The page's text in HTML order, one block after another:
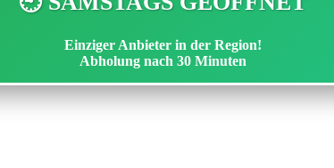
Einziger Anbieter in der Region!
Abholung nach 30 Minuten